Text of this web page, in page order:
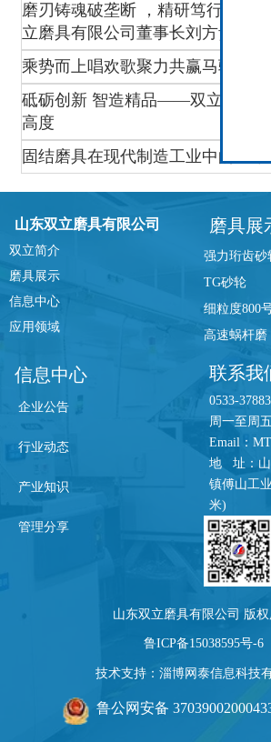
磨刃铸魂破垄断 ，精研笃行强智造 ——访山东双
立磨具有限公司董事长刘方贵
乘势而上唱欢歌聚力共赢马骋程
砥砺创新 智造精品——双立磨具迈
高度
固结磨具在现代制造工业中的应用
山东双立磨具有限公司
双立简介
磨具展示
信息中心
应用领域
磨具展
强力珩齿砂
TG砂轮
细粒度800
高速蜗杆磨
信息中心
企业公告
行业动态
产业知识
管理分享
联系我
0533-
周一至周
Email：
地 址：山
镇傅山工
米)
山东双立磨具有限公司 版
鲁ICP备15038595号-6
技术支持：淄博网泰信息科技
鲁公网安备